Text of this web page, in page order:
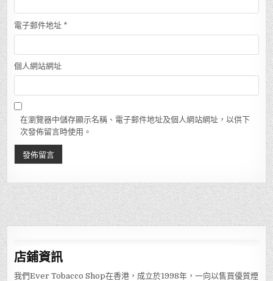
電子郵件地址 *
個人網站網址
在瀏覽器中儲存顯示名稱、電子郵件地址及個人網站網址，以供下
次發佈留言時使用。
店鋪資訊
我們Ever Tobacco Shop在香港，成立於1998年，一向以售買優質煙